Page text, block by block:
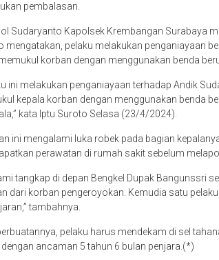
pembalasan.
Sudaryanto Kapolsek Krembangan Surabaya
mengatakan, pelaku melakukan penganiayaan
korban dengan menggunakan benda
ini melakukan penganiayaan terhadap Andik
kepala korban dengan menggunakan benda
kata Iptu Suroto Selasa (23/4/2024).
ini mengalami luka robek pada bagian
perawatan di rumah sakit sebelum
tangkap di depan Bengkel Dupak Bangunssri
dari korban pengeroyokan. Kemudia satu
tambahnya.
pelaku harus mendekam di sel
dengan ancaman 5 tahun 6 bulan penjara.(*)